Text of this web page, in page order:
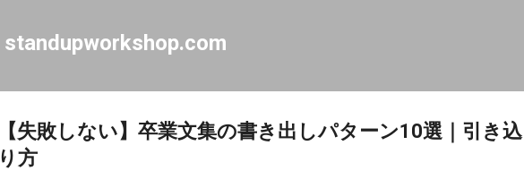
standupworkshop.com
【失敗しない】卒業文集の書き出しパターン10選｜引き
り方